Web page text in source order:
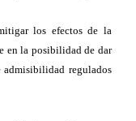
los efectos de la
en la posibilidad de dar
regulados